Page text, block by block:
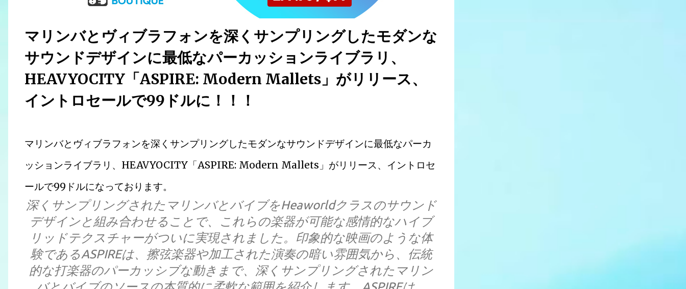
マリンバとヴィブラフォンを深くサンプリングしたモダンな
サウンドデザインに最低なパーカッションライブラリ、
HEAVYOCITY「ASPIRE: Modern Mallets」がリリース、
イントロセールで99ドルに！！！
マリンバとヴィブラフォンを深くサンプリングしたモダンなサウンドデザインに最低なパーカ
ッションライブラリ、HEAVYOCITY「ASPIRE: Modern Mallets」がリリース、イントロセ
ールで99ドルになっております。
深くサンプリングされたマリンバとバイブをHeaworldクラスのサウンド
デザインと組み合わせることで、これらの楽器が可能な感情的なハイブ
リッドテクスチャーがついに実現されました。印象的な映画のような体
験であるASPIREは、擦弦楽器や加工された演奏の暗い雰囲気から、伝統
的な打楽器のパーカッシブな動きまで、深くサンプリングされたマリン